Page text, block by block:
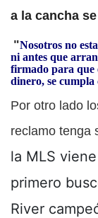
a la cancha
"Nosotros no
ni antes que
firmado para que
dinero, se cumpla
Por otro lado
reclamo tenga
la MLS
primero
River